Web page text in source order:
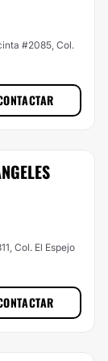
#2085, Col.
Col. El Espejo